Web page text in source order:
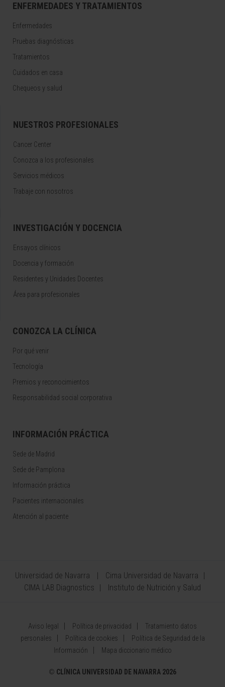
ENFERMEDADES Y TRATAMIENTOS
Enfermedades
Pruebas diagnósticas
Tratamientos
Cuidados en casa
Chequeos y salud
NUESTROS PROFESIONALES
Cancer Center
Conozca a los profesionales
Servicios médicos
Trabaje con nosotros
INVESTIGACIÓN Y DOCENCIA
Ensayos clínicos
Docencia y formación
Residentes y Unidades Docentes
Área para profesionales
CONOZCA LA CLÍNICA
Por qué venir
Tecnología
Premios y reconocimientos
Responsabilidad social corporativa
INFORMACIÓN PRÁCTICA
Sede de Madrid
Sede de Pamplona
Información práctica
Pacientes internacionales
Atención al paciente
Universidad de Navarra
Cima Universidad de Navarra
CIMA LAB Diagnostics
Instituto de Nutrición y Salud
Aviso legal Política de privacidad
Tratamiento datos
personales
Política de cookies
Política de Seguridad de la
Información
Mapa diccionario médico
© CLÍNICA UNIVERSIDAD DE NAVARRA 2026